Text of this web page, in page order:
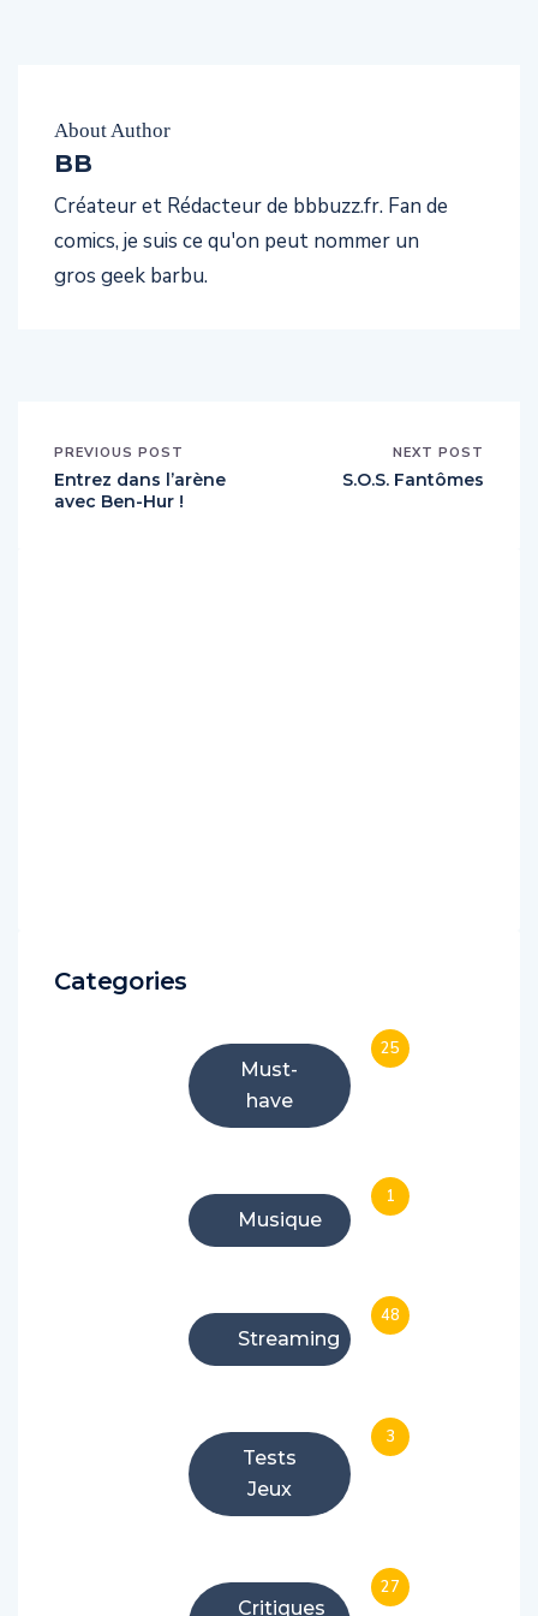
About Author
BB
Créateur et Rédacteur de bbbuzz.fr. Fan de
comics, je suis ce qu'on peut nommer un
gros geek barbu.
PREVIOUS POST
Entrez dans l’arène
avec Ben-Hur !
NEXT POST
S.O.S. Fantômes
Categories
Must-
have
25
Musique
1
Streaming
48
Tests
Jeux
3
Critiques
27